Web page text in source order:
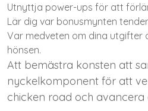
Utnyttja power-ups för att
Lär dig var bonusmynten
Var medveten om dina utgifter
hönsen.
Att bemästra konsten att
nyckelkomponent för att
chicken road och avancera